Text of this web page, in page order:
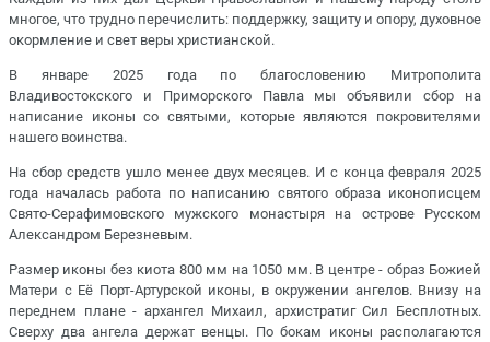
многое, что трудно перечислить: поддержку, защиту и опору, духовное
окормление и свет веры христианской.
В январе 2025 года по благословению Митрополита
Владивостокского и Приморского Павла мы объявили сбор на
написание иконы со святыми, которые являются покровителями
нашего воинства.
На сбор средств ушло менее двух месяцев. И с конца февраля 2025
года началась работа по написанию святого образа иконописцем
Свято-Серафимовского мужского монастыря на острове Русском
Александром Березневым.
Размер иконы без киота 800 мм на 1050 мм. В центре - образ Божией
Матери с Её Порт-Артурской иконы, в окружении ангелов. Внизу на
переднем плане - архангел Михаил, архистратиг Сил Бесплотных.
Сверху два ангела держат венцы. По бокам иконы располагаются